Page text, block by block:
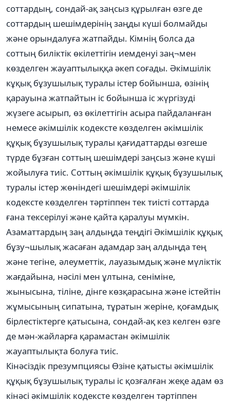
соттардың, сондай-ақ заңсыз құрылған өзге де
соттардың шешімдерінің заңды күші болмайды
және орындалуға жатпайды. Кімнің болса да
соттың биліктік өкілеттігін иемденуі заң¬мен
көзделген жауаптылыққа әкеп соғады. Әкімшілік
кұқық бұзушылық туралы істер бойынша, өзінің
қарауына жатпайтын іс бойынша іс жүргізуді
жүзеге асырып, өз өкілеттігін асыра пайдаланған
немесе әкімшілік кодексте көзделген әкімшілік
құқық бұзушылық туралы қағидаттарды өзгеше
түрде бұзған соттың шешімдері заңсыз және күші
жойылуға тиіс. Соттың әкімшілік құқық бұзушылық
туралы істер жөніндегі шешімдері әкімшілік
кодексте көзделген тәртіппен тек тиісті соттарда
ғана тексерілуі және қайта қаралуы мүмкін.
Азаматтардың заң алдыңда теңдігі Әкімшілік құқық
бұзу¬шылық жасаған адамдар заң алдыңда тең
және тегіне, әлеуметтік, лауазымдық және мүліктік
жағдайына, нәсілі мен ұлтына, сеніміне,
жынысына, тіліне, дінге көзқарасына және істейтін
жұмысының сипатына, тұратын жеріне, қоғамдық
бірлестіктерге қатысына, сондай-ақ кез келген өзге
де мән-жайларға қарамастан әкімшілік
жауаптылықта болуға тиіс.
Кінәсіздік презумпциясы Өзіне қатысты әкімшілік
құқық бұзушылық туралы іс қозғалған жеқе адам өз
кінәсі әкімшілік кодексте көзделген тәртіппен